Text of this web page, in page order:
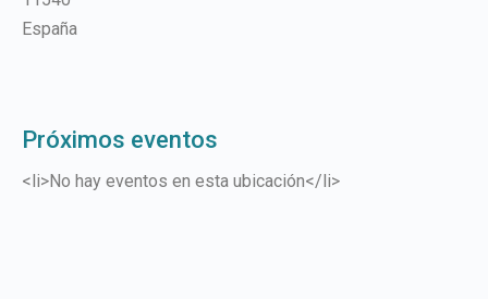
España
Próximos eventos
<li>No hay eventos en esta ubicación</li>